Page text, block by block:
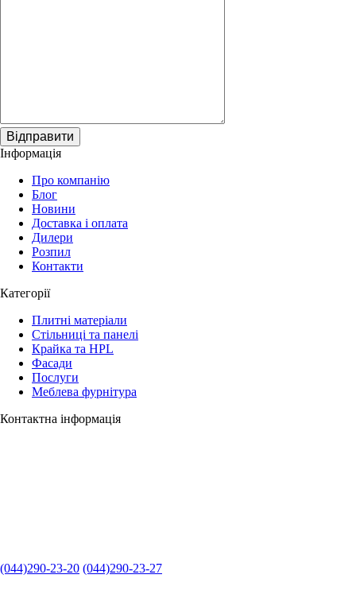
Відправити
Інформація
Про компанію
Блог
Новини
Доставка і оплата
Дилери
Розпил
Контакти
Категорії
Плитні матеріали
Стільниці та панелі
Крайка та HPL
Фасади
Послуги
Меблева фурнітура
Контактна інформація
(044)290-23-20 (044)290-23-27